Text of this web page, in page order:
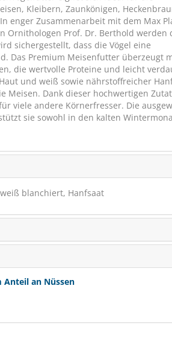
Kleibern, Zaunkönigen,
enger Zusammenarbeit mit dem Max
Ornithologen Prof. Dr. Berthold werden
sichergestellt, dass die Vögel eine
Das Premium Meisenfutter überzeugt
die wertvolle Proteine und leicht
und weiß sowie nährstoffreicher
Meisen. Dank dieser hochwertigen
viele andere Körnerfresser. Die
sie sowohl in den kalten
blanchiert, Hanfsaat
Anteil an Nüssen
GEVO
kg
ab €